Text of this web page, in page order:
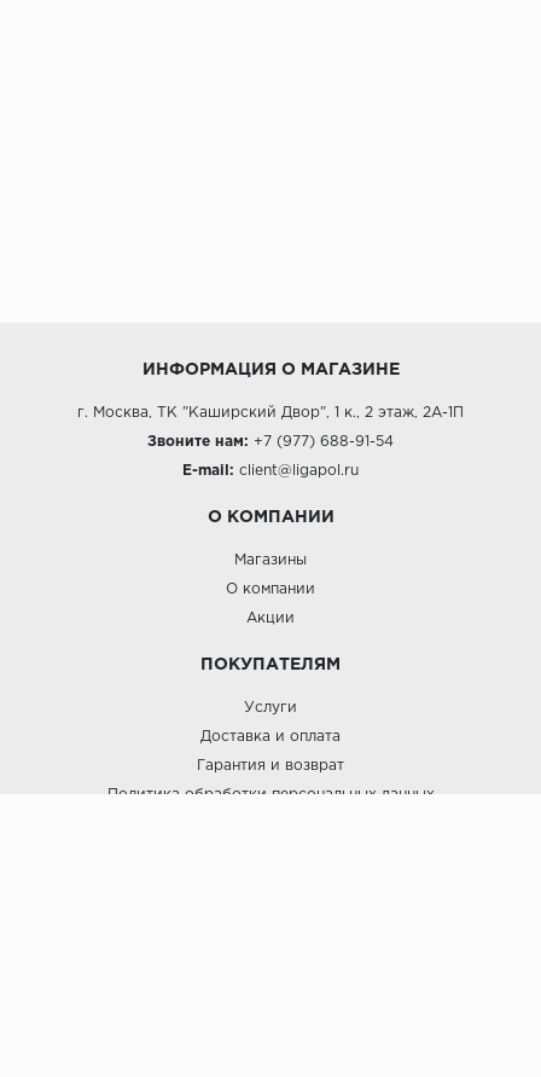
ИНФОРМАЦИЯ О МАГАЗИНЕ
г. Москва, ТК "Каширский Двор", 1 к., 2 этаж, 2А-1П
Звоните нам: +7 (977) 688-91-54
E-mail: client@ligapol.ru
О КОМПАНИИ
Магазины
О компании
Акции
ПОКУПАТЕЛЯМ
Услуги
Доставка и оплата
Гарантия и возврат
Политика обработки персональных данных